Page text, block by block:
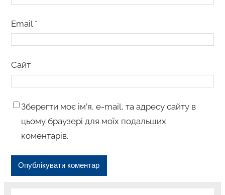
Email *
Сайт
Зберегти моє ім’я, e-mail, та адресу сайту в
цьому браузері для моїх подальших
коментарів.